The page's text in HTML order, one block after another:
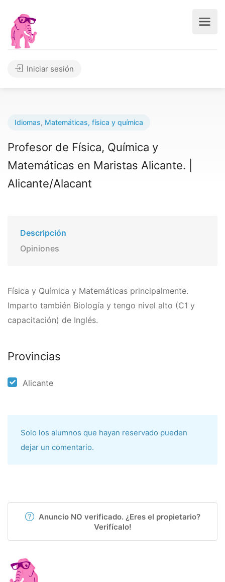
Iniciar sesión
Idiomas, Matemáticas, física y química
Profesor de Fí­sica, Quí­mica y
Matemáticas en Maristas Alicante. |
Alicante/Alacant
Descripción
Opiniones
Fí­sica y Quí­mica y Matemáticas principalmente.
Imparto también Biologí­a y tengo nivel alto (C1 y
capacitación) de Inglés.
Provincias
Alicante
Solo los alumnos que hayan reservado pueden
dejar un comentario.
Anuncio NO verificado. ¿Eres el propietario?
Verifícalo!